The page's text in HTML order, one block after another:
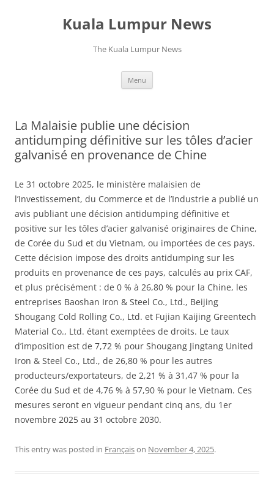
Kuala Lumpur News
The Kuala Lumpur News
Menu
La Malaisie publie une décision
antidumping définitive sur les tôles d’acier
galvanisé en provenance de Chine
Le 31 octobre 2025, le ministère malaisien de
l’Investissement, du Commerce et de l’Industrie a publié un
avis publiant une décision antidumping définitive et
positive sur les tôles d’acier galvanisé originaires de Chine,
de Corée du Sud et du Vietnam, ou importées de ces pays.
Cette décision impose des droits antidumping sur les
produits en provenance de ces pays, calculés au prix CAF,
et plus précisément : de 0 % à 26,80 % pour la Chine, les
entreprises Baoshan Iron & Steel Co., Ltd., Beijing
Shougang Cold Rolling Co., Ltd. et Fujian Kaijing Greentech
Material Co., Ltd. étant exemptées de droits. Le taux
d’imposition est de 7,72 % pour Shougang Jingtang United
Iron & Steel Co., Ltd., de 26,80 % pour les autres
producteurs/exportateurs, de 2,21 % à 31,47 % pour la
Corée du Sud et de 4,76 % à 57,90 % pour le Vietnam. Ces
mesures seront en vigueur pendant cinq ans, du 1er
novembre 2025 au 31 octobre 2030.
This entry was posted in Françaison November 4, 2025.